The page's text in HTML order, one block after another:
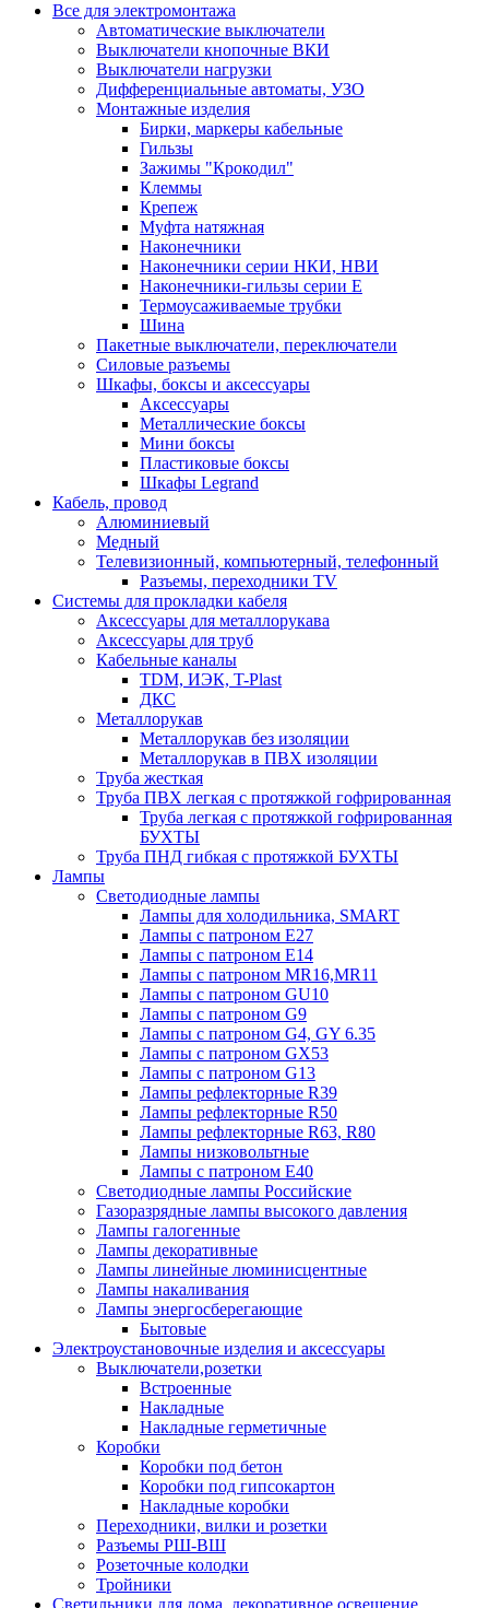
Все для электромонтажа
Автоматические выключатели
Выключатели кнопочные ВКИ
Выключатели нагрузки
Дифференциальные автоматы, УЗО
Монтажные изделия
Бирки, маркеры кабельные
Гильзы
Зажимы "Крокодил"
Клеммы
Крепеж
Муфта натяжная
Наконечники
Наконечники серии НКИ, НВИ
Наконечники-гильзы серии Е
Термоусаживаемые трубки
Шина
Пакетные выключатели, переключатели
Силовые разъемы
Шкафы, боксы и аксессуары
Аксессуары
Металлические боксы
Мини боксы
Пластиковые боксы
Шкафы Legrand
Кабель, провод
Алюминиевый
Медный
Телевизионный, компьютерный, телефонный
Разъемы, переходники TV
Системы для прокладки кабеля
Аксессуары для металлорукава
Аксессуары для труб
Кабельные каналы
TDM, ИЭК, T-Plast
ДКС
Металлорукав
Металлорукав без изоляции
Металлорукав в ПВХ изоляции
Труба жесткая
Труба ПВХ легкая с протяжкой гофрированная
Труба легкая с протяжкой гофрированная
БУХТЫ
Труба ПНД гибкая с протяжкой БУХТЫ
Лампы
Светодиодные лампы
Лампы для холодильника, SMART
Лампы с патроном E27
Лампы с патроном Е14
Лампы с патроном MR16,MR11
Лампы с патроном GU10
Лампы с патроном G9
Лампы с патроном G4, GY 6.35
Лампы с патроном GX53
Лампы с патроном G13
Лампы рефлекторные R39
Лампы рефлекторные R50
Лампы рефлекторные R63, R80
Лампы низковольтные
Лампы с патроном Е40
Светодиодные лампы Российские
Газоразрядные лампы высокого давления
Лампы галогенные
Лампы декоративные
Лампы линейные люминисцентные
Лампы накаливания
Лампы энергосберегающие
Бытовые
Электроустановочные изделия и аксессуары
Выключатели,розетки
Встроенные
Накладные
Накладные герметичные
Коробки
Коробки под бетон
Коробки под гипсокартон
Накладные коробки
Переходники, вилки и розетки
Разъемы РШ-ВШ
Розеточные колодки
Тройники
Светильники для дома, декоративное освещение